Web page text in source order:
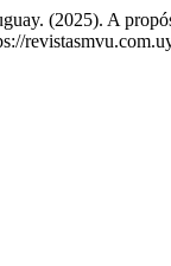
(2025). A